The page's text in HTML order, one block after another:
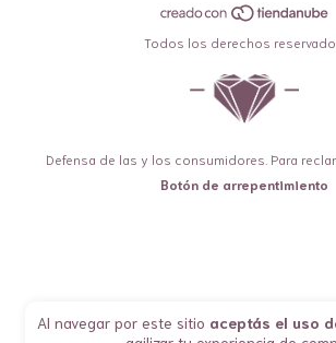
Al navegar por este sitio aceptás el uso
Todos los derechos
Defensa de las y los consumidores. Para
Botón de arrepentimiento